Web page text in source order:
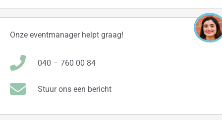
Onze eventmanager helpt graag!
040 – 760 00 84
Stuur ons een bericht